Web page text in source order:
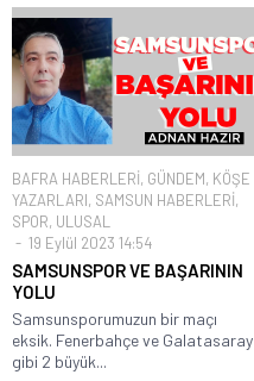
BAFRA HABERLERİ, GÜNDEM, KÖŞE
YAZARLARI, SAMSUN HABERLERİ,
SPOR, ULUSAL
19 Eylül 2023 14:54
SAMSUNSPOR VE BAŞARININ
YOLU
Samsunsporumuzun bir maçı
eksik. Fenerbahçe ve Galatasaray
gibi 2 büyük...